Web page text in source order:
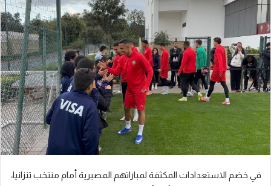
إلكترونيا
في خضم الاستعدادات المكثفة لمباراتهم المصيرية أمام منتخب تنزانيا،